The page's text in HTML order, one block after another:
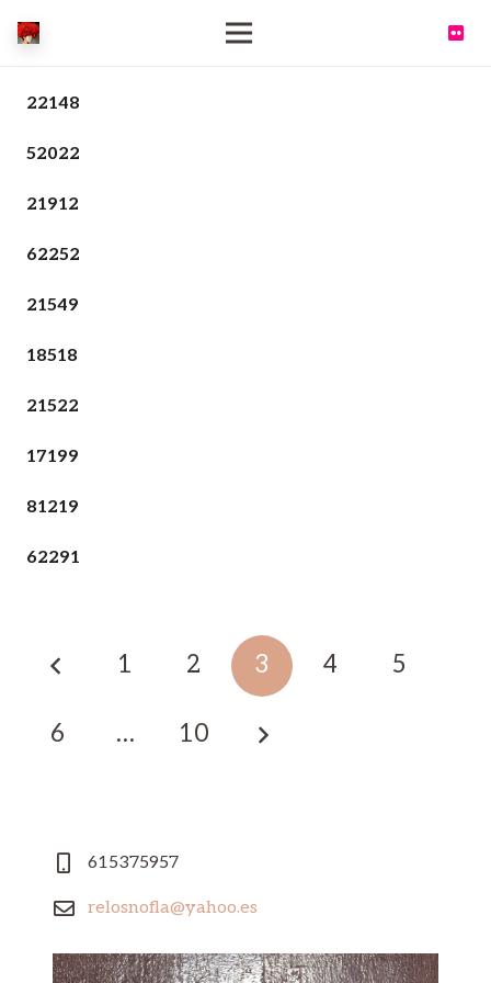
22148
52022
21912
62252
21549
18518
21522
17199
81219
62291
1 2 3 4 5
6 … 10
615375957
relosnofla@yahoo.es